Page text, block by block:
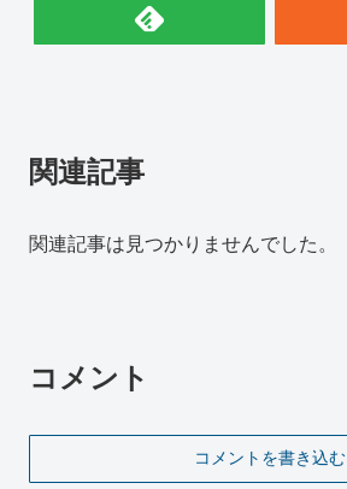
関連記事
関連記事は見つかりませんでした。
コメント
コメントを書き込む